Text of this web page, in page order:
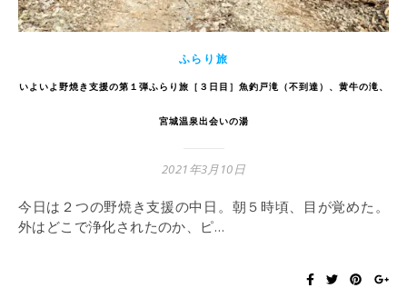
ふらり旅
いよいよ野焼き支援の第１弾ふらり旅［３日目］魚釣戸滝（不到達）、黄牛の滝、
宮城温泉出会いの湯
2021年3月10日
今日は２つの野焼き支援の中日。朝５時頃、目が覚めた。
外はどこで浄化されたのか、ピ…